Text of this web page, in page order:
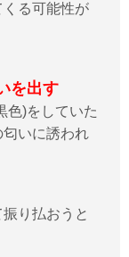
る可能性が
を出す
色)をしていた
匂いに誘われ
り払おうと